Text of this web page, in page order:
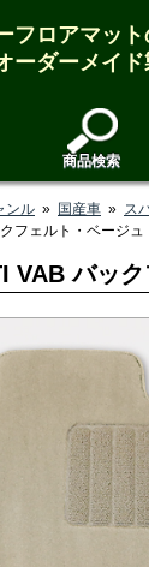
フロアマット
ーダーメイド
商品検索
ンル » 国産車 » ス
フェルト・ベージュ
VAB バッ